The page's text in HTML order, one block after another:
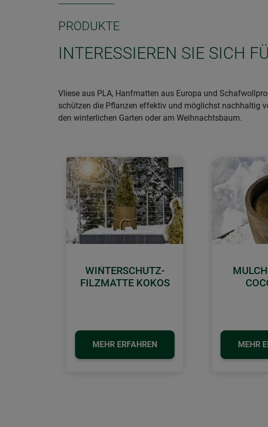
PRODUKTE
INTERESSIEREN SIE SICH
Vliese aus PLA, Hanfmatten aus Europa und
schützen die Pflanzen effektiv und möglichst nachhaltig
den winterlichen Garten oder am Weihnachtsbaum.
WINTERSCHUTZ-
FILZMATTE KOKOS
MEHR ERFAHREN MEHR
Zurück